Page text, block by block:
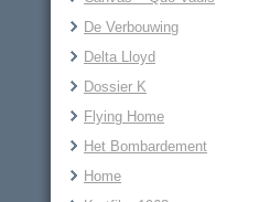
De Verbouwing
Delta Lloyd
Dossier K
Flying Home
Het Bombardement
Home